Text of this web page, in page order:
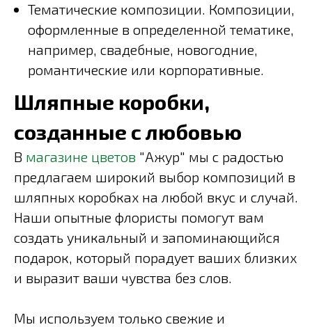
Тематические композиции. Композиции,
оформленные в определенной тематике,
например, свадебные, новогодние,
романтические или корпоративные.
Шляпные коробки,
созданные с любовью
В магазине цветов "Ажур" мы с радостью
предлагаем широкий выбор композиций в
шляпных коробках на любой вкус и случай.
Наши опытные флористы помогут вам
создать уникальный и запоминающийся
подарок, который порадует ваших близких
и выразит ваши чувства без слов.
Мы используем только свежие и